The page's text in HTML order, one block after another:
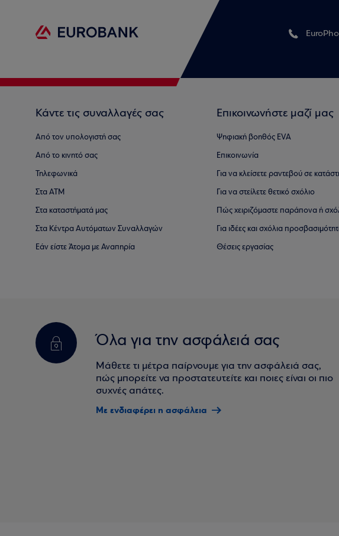
Κάντε τις συναλλαγές σας
Από τον υπολογιστή σας
Από το κινητό σας
Τηλεφωνικά
Στα ΑΤΜ
Στα καταστήματά μας
Στα Κέντρα Αυτόματων Συναλλαγών
Εάν είστε Άτομα με Αναπηρία
Επικοινωνήστε μαζί μας
Ψηφιακή βοηθός EVA
Επικοινωνία
Για να κλείσετε ραντεβού σε
Για να στείλετε θετικό σχόλιο
Πώς χειριζόμαστε παράπονα ή
Για ιδέες και σχόλια
Θέσεις εργασίας
Όλα για την ασφάλειά σας
Μάθετε τι μέτρα παίρνουμε για την ασφάλειά σας,
πώς μπορείτε να προστατευτείτε και ποιες είναι οι πιο
συχνές απάτες.
Με ενδιαφέρει η ασφάλεια